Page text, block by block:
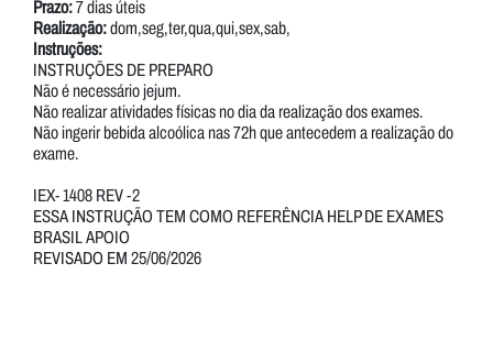
Prazo:7 dias úteis
Realização:dom,seg,ter,qua,qui,sex,sab,
Instruções:
INSTRUÇÕES DE PREPARO
Não é necessário jejum.
Não realizar atividades físicas no dia da realização dos exames.
Não ingerir bebida alcoólica nas 72h que antecedem a realização do
exame.
IEX- 1408 REV -2
ESSA INSTRUÇÃO TEM COMO REFERÊNCIA HELP DE EXAMES
BRASIL APOIO
REVISADO EM 25/06/2026